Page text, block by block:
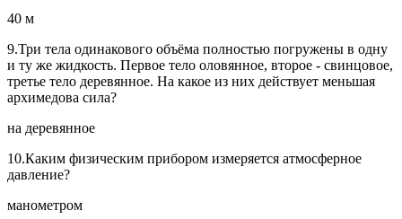
40 м
9.Три тела одинакового объёма полностью погружены в одну
и ту же жидкость. Первое тело оловянное, второе - свинцовое,
третье тело деревянное. На какое из них действует меньшая
архимедова сила?
на деревянное
10.Каким физическим прибором измеряется атмосферное
давление?
манометром